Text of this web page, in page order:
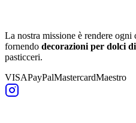
La nostra missione è rendere
fornendo decorazioni per dolci
pasticceri.
VISAPayPalMastercardMaestro